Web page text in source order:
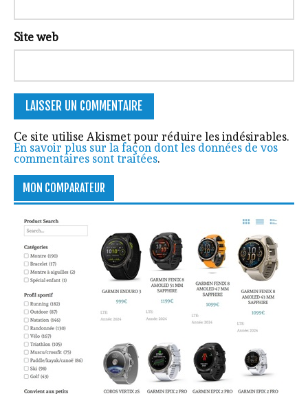
Site web
Ce site utilise Akismet pour réduire les indésirables.
En savoir plus sur la façon dont les données de vos
commentaires sont traitées.
MON COMPARATEUR